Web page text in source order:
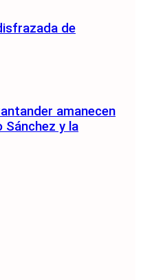
de
amanecen
y la